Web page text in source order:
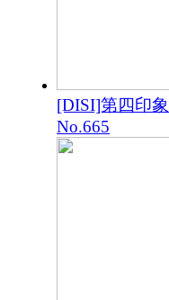
[DISI]第四印象
No.665